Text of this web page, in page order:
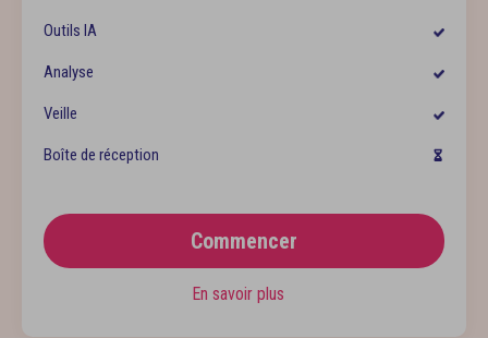
Outils IA
Analyse
Veille
Boîte de réception
Commencer
En savoir plus